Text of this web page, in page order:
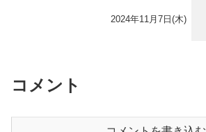
2024年11月7日(木)
コメント